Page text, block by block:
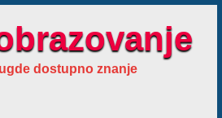
dostupno znanje